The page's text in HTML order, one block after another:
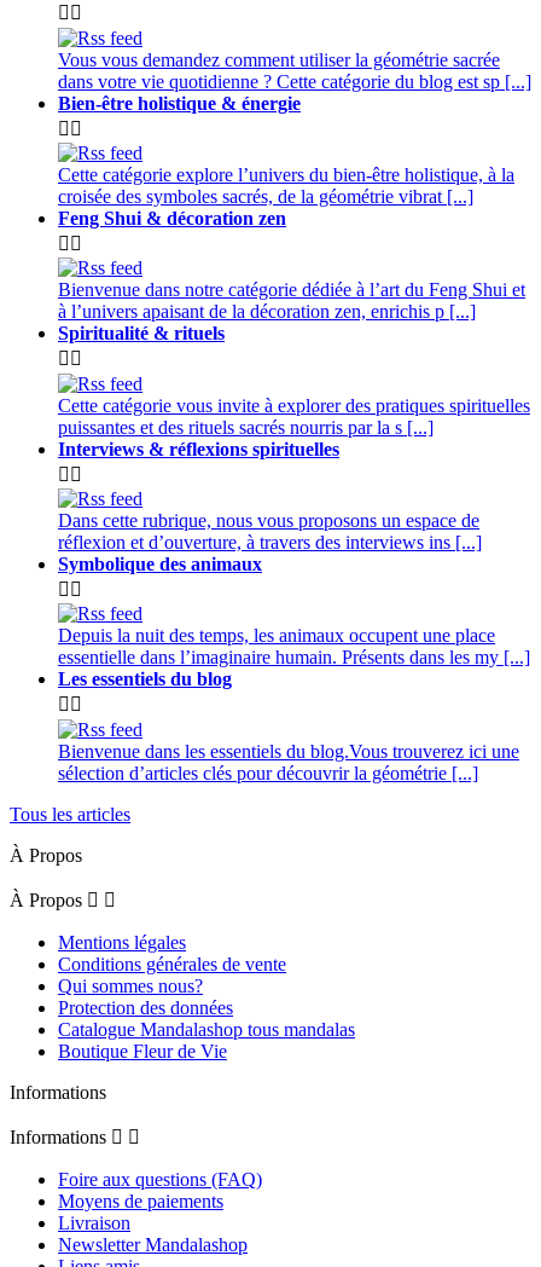
 
Vous vous demandez comment utiliser la géométrie sacrée
dans votre vie quotidienne ? Cette catégorie du blog est sp [...]
Bien-être holistique & énergie
 
Cette catégorie explore l’univers du bien-être holistique, à la
croisée des symboles sacrés, de la géométrie vibrat [...]
Feng Shui & décoration zen
 
Bienvenue dans notre catégorie dédiée à l’art du Feng Shui et
à l’univers apaisant de la décoration zen, enrichis p [...]
Spiritualité & rituels
 
Cette catégorie vous invite à explorer des pratiques spirituelles
puissantes et des rituels sacrés nourris par la s [...]
Interviews & réflexions spirituelles
 
Dans cette rubrique, nous vous proposons un espace de
réflexion et d’ouverture, à travers des interviews ins [...]
Symbolique des animaux
 
Depuis la nuit des temps, les animaux occupent une place
essentielle dans l’imaginaire humain. Présents dans les my [...]
Les essentiels du blog
 
Bienvenue dans les essentiels du blog.Vous trouverez ici une
sélection d’articles clés pour découvrir la géométrie [...]
Tous les articles
À Propos
À Propos  
Mentions légales
Conditions générales de vente
Qui sommes nous?
Protection des données
Catalogue Mandalashop tous mandalas
Boutique Fleur de Vie
Informations
Informations  
Foire aux questions (FAQ)
Moyens de paiements
Livraison
Newsletter Mandalashop